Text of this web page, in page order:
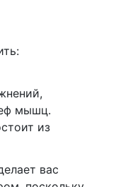
мышц.
из
вас